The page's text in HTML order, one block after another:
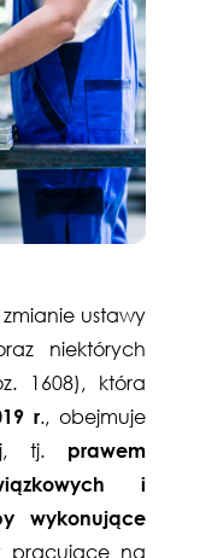
ustawy
niektórych
1608), która
r., obejmuje
tj. prawem
i
wykonujące
pracujące na